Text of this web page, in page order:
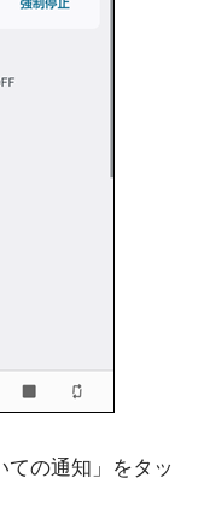
ての通知」をタッ